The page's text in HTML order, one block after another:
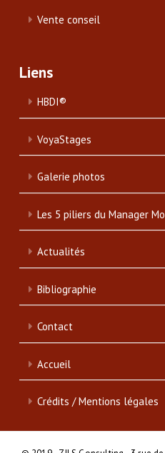
Vente conseil
Liens
HBDI®
VoyaStages
Galerie photos
Les 5 piliers du Manager
Actualités
Bibliographie
Contact
Accueil
Crédits / Mentions légales